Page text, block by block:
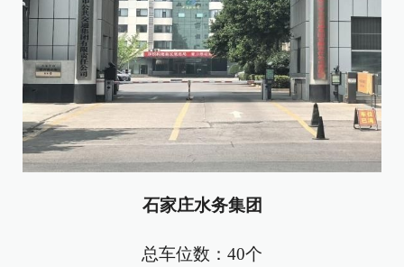
石家庄水务集团
总车位数：40个